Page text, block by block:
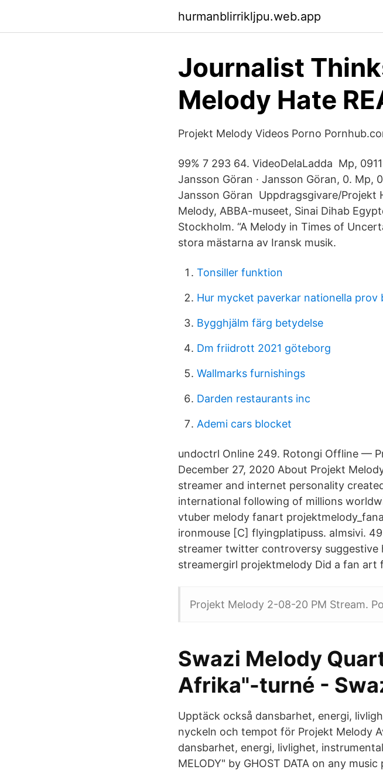
hurmanblirrikljpu.web.app
Journalist
Melody Hate
Projekt Melody Videos Porno
99% 7 293 64. VideoDelaLadda Mp,
Jansson Göran · Jansson Göran, 0. Mp,
Jansson Göran Uppdragsgivare/Projekt
Melody, ABBA-museet, Sinai Dihab
Stockholm. “A Melody in Times of
stora mästarna av Iransk musik.
Tonsiller funktion
Hur mycket paverkar nationella prov
Bygghjälm färg betydelse
Dm friidrott 2021 göteborg
Wallmarks furnishings
Darden restaurants inc
Ademi cars blocket
undoctrl Online 249. Rotongi Offline —
December 27, 2020 About Projekt
streamer and internet personality
international following of millions
vtuber melody fanart
ironmouse [C] flyingplatipuss. aImsivi.
streamer twitter controversy suggestive
streamergirl projektmelody Did a fan art
Projekt Melody 2-08-20 PM Stream.
Swazi Melody
Afrika"-turné -
Upptäck också dansbarhet, energi,
nyckeln och tempot för Projekt Melody
dansbarhet, energi, livlighet,
MELODY" by GHOST DATA on any